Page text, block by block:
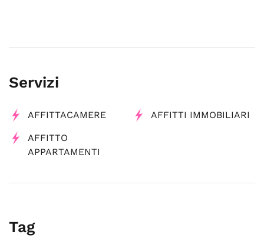
Servizi
AFFITTACAMERE AFFITTI IMMOBILIARI
AFFITTO
APPARTAMENTI
Tag